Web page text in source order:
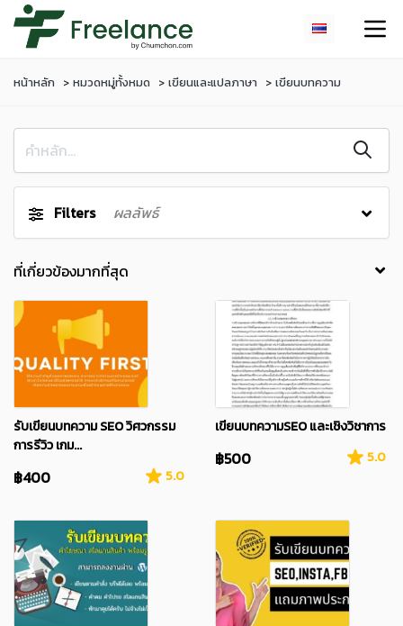
หน้าหลัก หมวดหมู่ทั้งหมด เขียนและแปลภาษา เขียนบทความ
Filters ผลลัพธ์
รับเขียนบทความ SEO วิศวกรรม
การรีวิว เกม...
฿400 5.0
เขียนบทความSEO และเชิงวิชาการ
฿500 5.0